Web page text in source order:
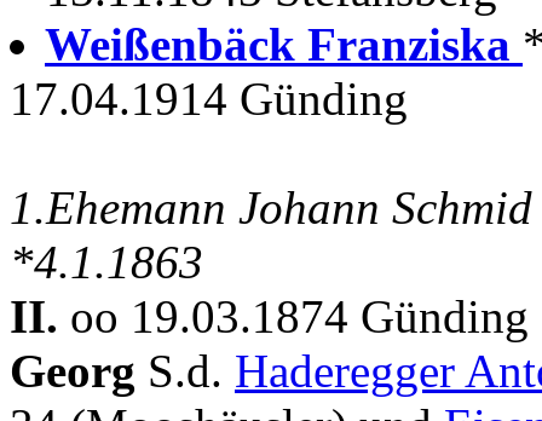
Weißenbäck Franziska
17.04.1914 Günding
1.Ehemann Johann
*4.1.1863
II. oo 19.03.1874
Georg S.d. Haderegger